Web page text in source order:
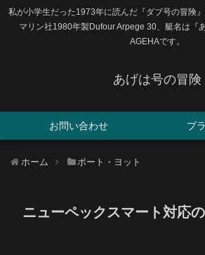
私が小学生だった1973年に読んだ『ダブ号の冒険
マリン社1980年製Dufour Arpege 30、艇名は『
AGEHAです。
あげは号の冒険
お問い合わせ プ
ホーム ボート・ヨット
ニューペックスマート対応